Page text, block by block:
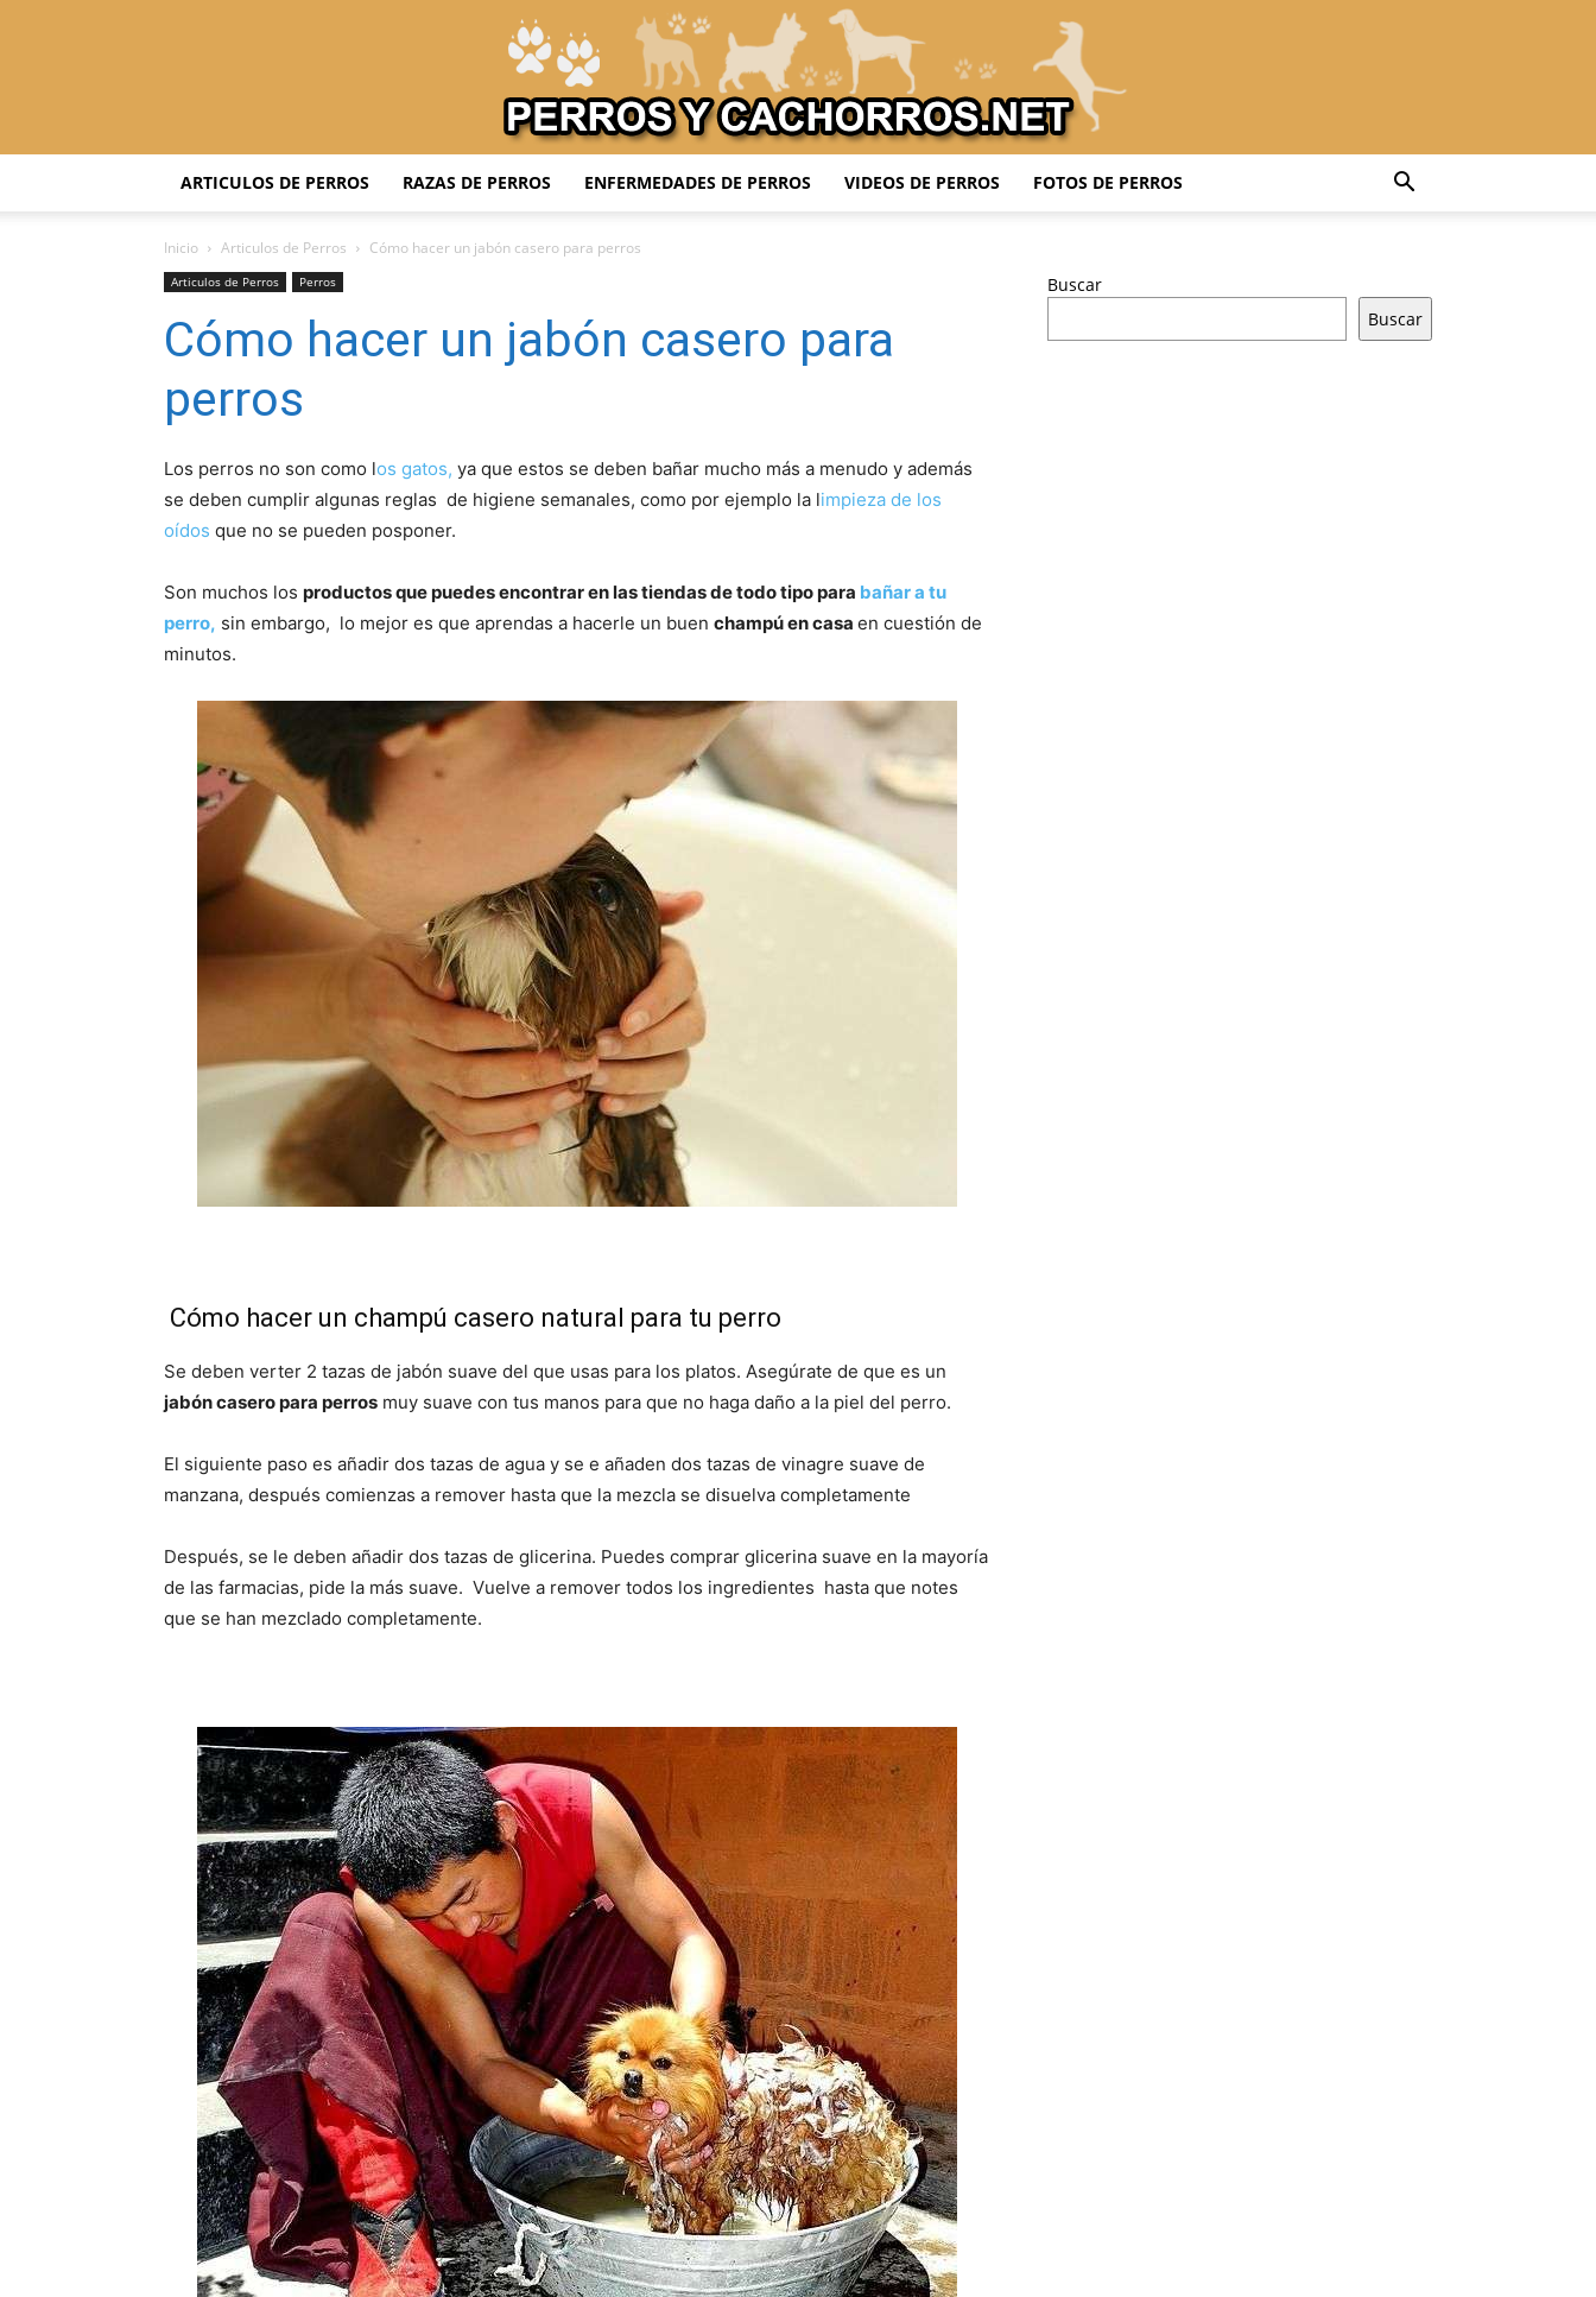
de
ARTICULOS DE PERROS RAZAS DE PERROS ENFERMEDADES DE PERROS VIDEOS DE PERROS FOTOS DE PERROS
Inicio Articulos de Perros Cómo hacer un jabón casero para perros
Articulos de Perros Perros
Cómo hacer un jabón casero para
perros
Los perros no son como los gatos, ya que estos se deben bañar mucho más a menudo y además
se deben cumplir algunas reglas de higiene semanales, como por ejemplo la limpieza de los
oídos que no se pueden posponer.
Son muchos los productos que puedes encontrar en las tiendas de todo tipo para bañar a tu
perro, sin embargo, lo mejor es que aprendas a hacerle un buen champú en casa en cuestión de
minutos.
Cómo hacer un champú casero natural para tu perro
Se deben verter 2 tazas de jabón suave del que usas para los platos. Asegúrate de que es un
jabón casero para perros muy suave con tus manos para que no haga daño a la piel del perro.
El siguiente paso es añadir dos tazas de agua y se e añaden dos tazas de vinagre suave de
manzana, después comienzas a remover hasta que la mezcla se disuelva completamente
Después, se le deben añadir dos tazas de glicerina. Puedes comprar glicerina suave en la mayoría
de las farmacias, pide la más suave. Vuelve a remover todos los ingredientes hasta que notes
que se han mezclado completamente.
Buscar
Buscar